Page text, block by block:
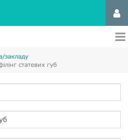
закладу
статевих губ